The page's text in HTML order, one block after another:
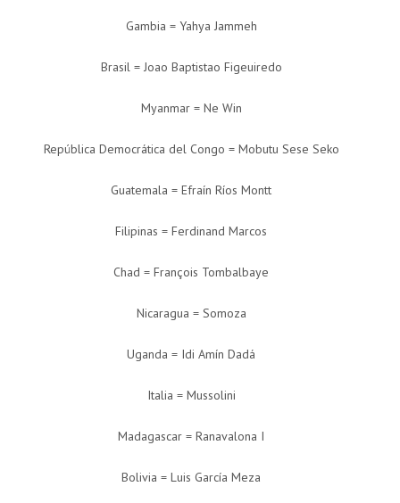
Gambia = Yahya Jammeh
Brasil = Joao Baptistao Figeuiredo
Myanmar = Ne Win
República Democrática del Congo = Mobutu Sese Seko
Guatemala = Efraín Ríos Montt
Filipinas = Ferdinand Marcos
Chad = François Tombalbaye
Nicaragua = Somoza
Uganda = Idi Amín Dadá
Italia = Mussolini
Madagascar = Ranavalona I
Bolivia = Luis García Meza